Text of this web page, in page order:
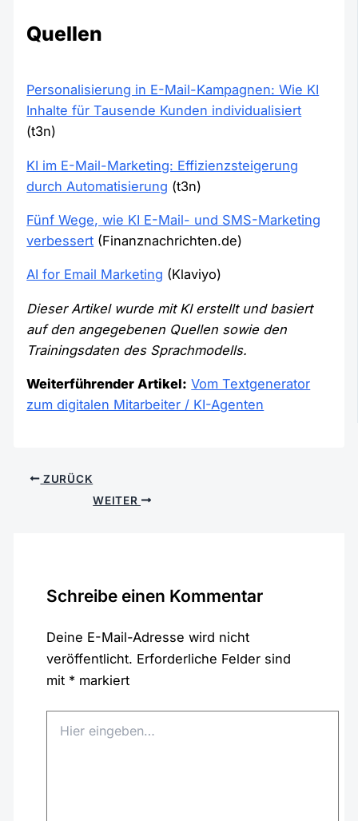
Quellen
Personalisierung in E-Mail-Kampagnen: Wie KI
Inhalte für Tausende Kunden individualisiert
(t3n)
KI im E-Mail-Marketing: Effizienzsteigerung
durch Automatisierung (t3n)
Fünf Wege, wie KI E-Mail- und SMS-Marketing
verbessert (Finanznachrichten.de)
AI for Email Marketing (Klaviyo)
Dieser Artikel wurde mit KI erstellt und basiert
auf den angegebenen Quellen sowie den
Trainingsdaten des Sprachmodells.
Weiterführender Artikel: Vom Textgenerator
zum digitalen Mitarbeiter / KI-Agenten
ZURÜCK
WEITER
Schreibe einen Kommentar
Deine E-Mail-Adresse wird nicht
veröffentlicht. Erforderliche Felder sind
mit *markiert
eingeben…